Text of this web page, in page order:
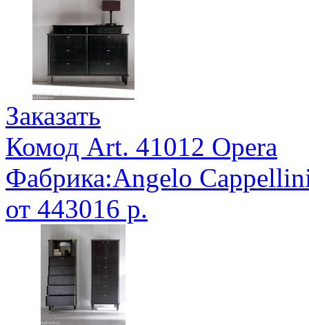
Заказать
Комод Art. 41012 Opera
Фабрика:Angelo
от 443016 р.